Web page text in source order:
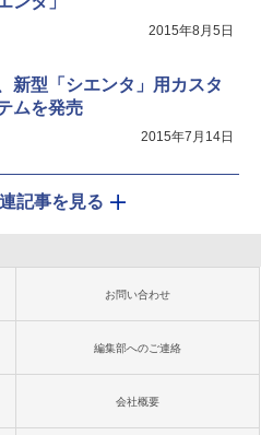
2015年8月5日
新型「シエンタ」用カスタ
ムを発売
2015年7月14日
記事を見る
お問い合わせ
編集部へのご連絡
会社概要